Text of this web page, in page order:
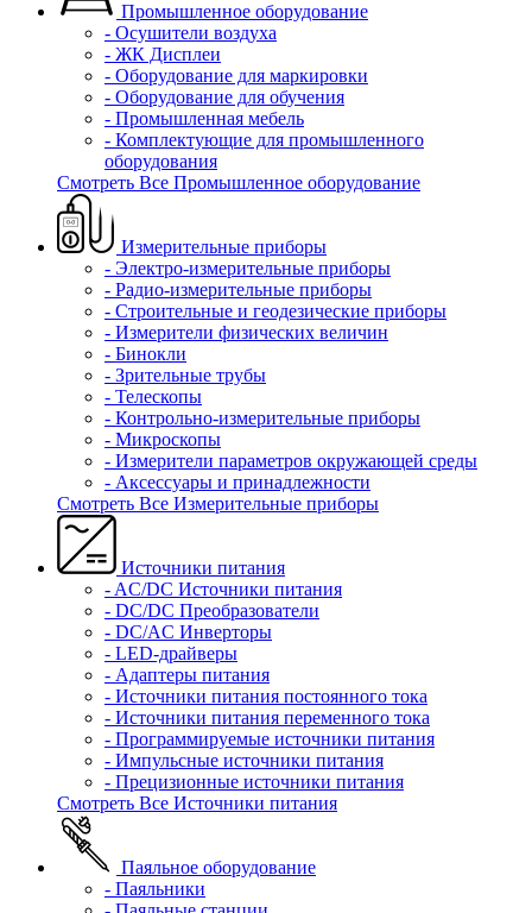
Промышленное оборудование
- Осушители воздуха
- ЖК Дисплеи
- Оборудование для маркировки
- Оборудование для обучения
- Промышленная мебель
- Комплектующие для промышленного
оборудования
Смотреть Все Промышленное оборудование
Измерительные приборы
- Электро-измерительные приборы
- Радио-измерительные приборы
- Строительные и геодезические приборы
- Измерители физических величин
- Бинокли
- Зрительные трубы
- Телескопы
- Контрольно-измерительные приборы
- Микроскопы
- Измерители параметров окружающей среды
- Аксессуары и принадлежности
Смотреть Все Измерительные приборы
Источники питания
- AC/DC Источники питания
- DC/DC Преобразователи
- DC/AC Инверторы
- LED-драйверы
- Адаптеры питания
- Источники питания постоянного тока
- Источники питания переменного тока
- Программируемые источники питания
- Импульсные источники питания
- Прецизионные источники питания
Смотреть Все Источники питания
Паяльное оборудование
- Паяльники